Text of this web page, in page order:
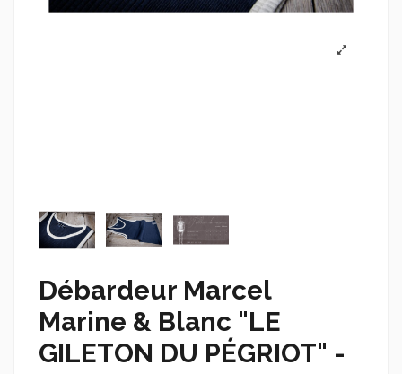
Débardeur Marcel
Marine & Blanc "LE
GILETON DU PÉGRIOT" -